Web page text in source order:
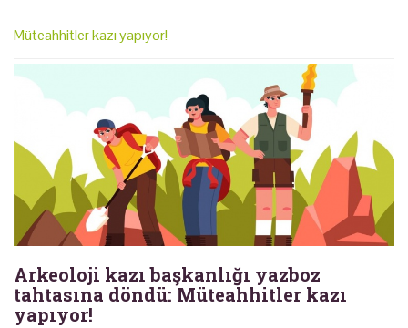
Müteahhitler kazı yapıyor!
Arkeoloji kazı başkanlığı yazboz
tahtasına döndü: Müteahhitler kazı
yapıyor!